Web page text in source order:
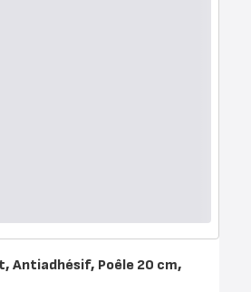
Antiadhésif, Poêle 20 cm,